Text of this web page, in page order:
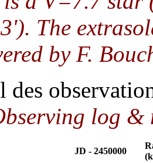
The
by F.
des
log
JD - 2450000